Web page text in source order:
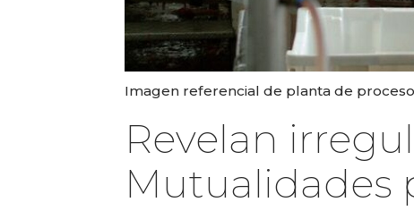
Imagen referencial de planta de
Revelan
Mutualidades